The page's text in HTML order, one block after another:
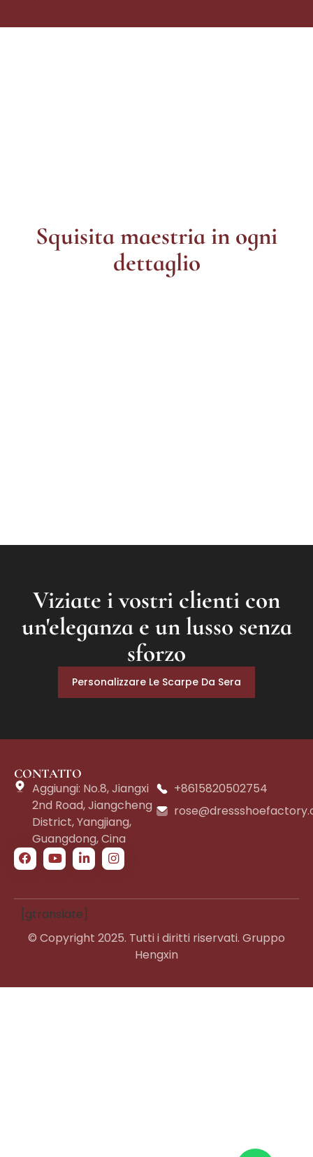
Squisita maestria in ogni
dettaglio
Viziate i vostri clienti con
un'eleganza e un lusso senza
sforzo
Personalizzare Le Scarpe Da Sera
CONTATTO
Aggiungi: No.8, Jiangxi
2nd Road, Jiangcheng
District, Yangjiang,
Guangdong, Cina
+8615820502754
[gtranslate]
© Copyright 2025. Tutti i diritti riservati. Gruppo
Hengxin